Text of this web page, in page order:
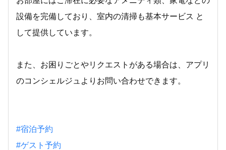
設備を完備しており、室内の清掃も基本サービス と
して提供しています。
また、お困りごとやリクエストがある場合は、アプリ
のコンシェルジュよりお問い合わせできます。
#宿泊予約
#ゲスト予約